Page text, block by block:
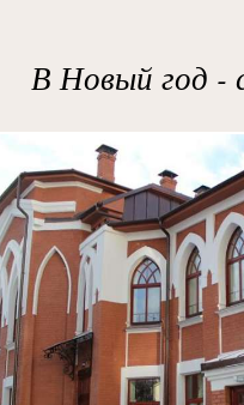
В Новый год -